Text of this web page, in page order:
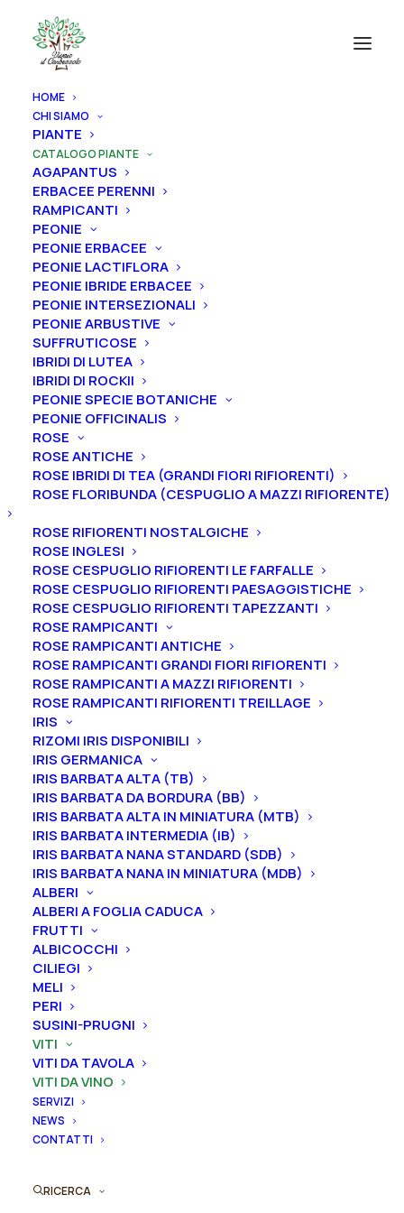
HOME
CHI SIAMO
PIANTE
CATALOGO PIANTE
AGAPANTUS
ERBACEE PERENNI
RAMPICANTI
PEONIE
PEONIE ERBACEE
PEONIE LACTIFLORA
PEONIE IBRIDE ERBACEE
PEONIE INTERSEZIONALI
PEONIE ARBUSTIVE
SUFFRUTICOSE
IBRIDI DI LUTEA
IBRIDI DI ROCKII
PEONIE SPECIE BOTANICHE
PEONIE OFFICINALIS
ROSE
ROSE ANTICHE
ROSE IBRIDI DI TEA (GRANDI FIORI RIFIORENTI)
ROSE FLORIBUNDA (CESPUGLIO A MAZZI RIFIORENTE)
ROSE RIFIORENTI NOSTALGICHE
ROSE INGLESI
ROSE CESPUGLIO RIFIORENTI LE FARFALLE
ROSE CESPUGLIO RIFIORENTI PAESAGGISTICHE
ROSE CESPUGLIO RIFIORENTI TAPEZZANTI
ROSE RAMPICANTI
ROSE RAMPICANTI ANTICHE
ROSE RAMPICANTI GRANDI FIORI RIFIORENTI
ROSE RAMPICANTI A MAZZI RIFIORENTI
ROSE RAMPICANTI RIFIORENTI TREILLAGE
IRIS
RIZOMI IRIS DISPONIBILI
IRIS GERMANICA
IRIS BARBATA ALTA (TB)
IRIS BARBATA DA BORDURA (BB)
IRIS BARBATA ALTA IN MINIATURA (MTB)
IRIS BARBATA INTERMEDIA (IB)
IRIS BARBATA NANA STANDARD (SDB)
IRIS BARBATA NANA IN MINIATURA (MDB)
ALBERI
ALBERI A FOGLIA CADUCA
FRUTTI
ALBICOCCHI
CILIEGI
MELI
PERI
SUSINI-PRUGNI
VITI
VITI DA TAVOLA
VITI DA VINO
SERVIZI
NEWS
CONTATTI
RICERCA
CATEGORIE PRODOTTI
AGAPANTUS
ERBACEE PERENNI
RAMPICANTI
PEONIE
ROSE
IRIS
RIZOMI IRIS DISPONIBILI
ALBERI
FRUTTI
ULIVI
VITI
Tutti i prodotti
Questo
prodotto
ha
più
varianti.
Le
opzioni
possono
essere
scelte
nella
prodotto